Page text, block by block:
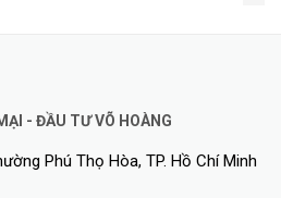
- ĐẦU TƯ VÕ HOÀNG
Phú Thọ Hòa, TP. Hồ Chí Minh